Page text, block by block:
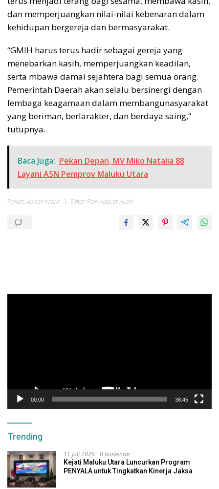
dan memperjuangkan nilai-nilai kebenaran dalam
kehidupan bergereja dan bermasyarakat.
“GMIH harus terus hadir sebagai gereja yang
menebarkan kasih, memperjuangkan keadilan,
serta mbawa damai sejahtera bagi semua orang.
Pemerintah Daerah akan selalu bersinergi dengan
lembaga keagamaan dalam membangunasyarakat
yang beriman, berlarakter, dan berdaya saing,”
tutupnya.
Baca Juga: Pekan Depan, MV Miko Natalia 88
Layani ASN Pemprov Maluku Utara
Penulis: Aswan Kharie Editor: Rian Hidayat Husni
00:00 38:45
Trending
11 Juli 2026 0 Komentar
Kejati Maluku Utara Luncurkan Program
PENYALA untuk Tingkatkan Kinerja Jaksa